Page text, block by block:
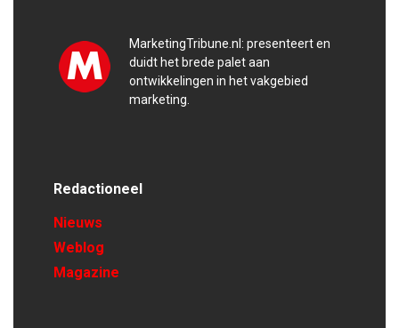
MarketingTribune.nl: presenteert en
duidt het brede palet aan
ontwikkelingen in het vakgebied
marketing.
Redactioneel
Nieuws
Weblog
Magazine